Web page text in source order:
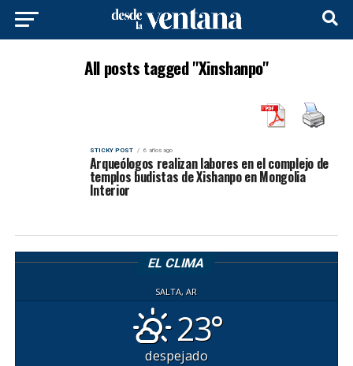
All posts tagged "Xinshanpo"
STICKY POST 6 años ago
Arqueólogos realizan labores en el complejo de
templos budistas de Xishanpo en Mongolia
Interior
EL CLIMA
SALTA, AR
23°
despejado